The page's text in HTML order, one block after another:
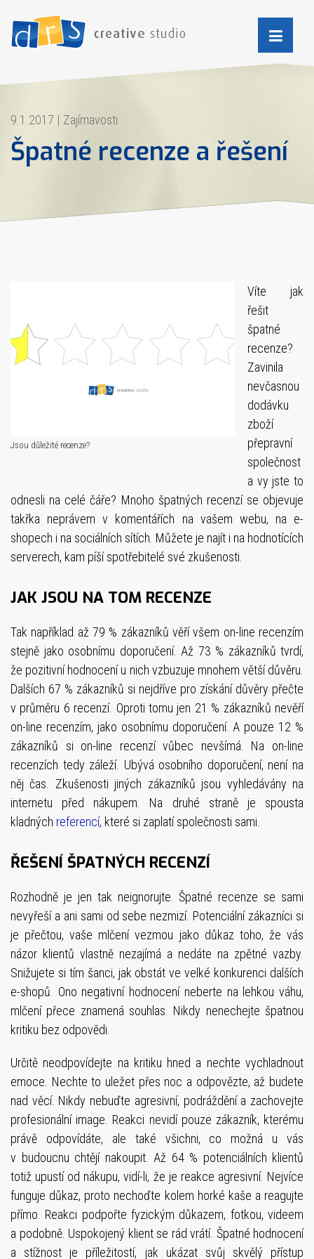
9.1.2017 | Zajímavosti
Špatné recenze a řešení
Jsou důležité recenze?
Víte jak
řešit
špatné
recenze?
Zavinila
nevčasnou
dodávku
zboží
přepravní
společnost
a vy jste to
odnesli na celé čáře? Mnoho špatných recenzí se objevuje
takřka neprávem v komentářích na vašem webu, na e-
shopech i na sociálních sítích. Můžete je najít i na hodnotících
serverech, kam píší spotřebitelé své zkušenosti.
JAK JSOU NA TOM RECENZE
Tak například až 79 % zákazníků věří všem on-line recenzím
stejně jako osobnímu doporučení. Až 73 % zákazníků tvrdí,
že pozitivní hodnocení u nich vzbuzuje mnohem větší důvěru.
Dalších 67 % zákazníků si nejdříve pro získání důvěry přečte
v průměru 6 recenzí. Oproti tomu jen 21 % zákazníků nevěří
on-line recenzím, jako osobnímu doporučení. A pouze 12 %
zákazníků si on-line recenzí vůbec nevšímá. Na on-line
recenzích tedy záleží. Ubývá osobního doporučení, není na
něj čas. Zkušenosti jiných zákazníků jsou vyhledávány na
internetu před nákupem. Na druhé straně je spousta
kladných referencí, které si zaplatí společnosti sami.
ŘEŠENÍ ŠPATNÝCH RECENZÍ
Rozhodně je jen tak neignorujte. Špatné recenze se sami
nevyřeší a ani sami od sebe nezmizí. Potenciální zákazníci si
je přečtou, vaše mlčení vezmou jako důkaz toho, že vás
názor klientů vlastně nezajímá a nedáte na zpětné vazby.
Snižujete si tím šanci, jak obstát ve velké konkurenci dalších
e-shopů. Ono negativní hodnocení neberte na lehkou váhu,
mlčení přece znamená souhlas. Nikdy nenechejte špatnou
kritiku bez odpovědi.
Určitě neodpovídejte na kritiku hned a nechte vychladnout
emoce. Nechte to uležet přes noc a odpovězte, až budete
nad věcí. Nikdy nebuďte agresivní, podráždění a zachovejte
profesionální image. Reakci nevidí pouze zákazník, kterému
právě odpovídáte, ale také všichni, co možná u vás
v budoucnu chtějí nakoupit. Až 64 % potenciálních klientů
totiž upustí od nákupu, vidí-li, že je reakce agresivní. Nejvíce
funguje důkaz, proto nechoďte kolem horké kaše a reagujte
přímo. Reakci podpořte fyzickým důkazem, fotkou, videem
a podobně. Uspokojený klient se rád vrátí. Špatné hodnocení
a stížnost je příležitostí, jak ukázat svůj skvělý přístup